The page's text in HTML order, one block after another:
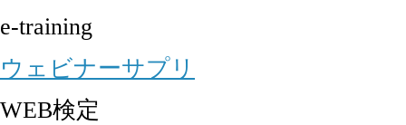
e-training
ウェビナーサプリ
WEB検定